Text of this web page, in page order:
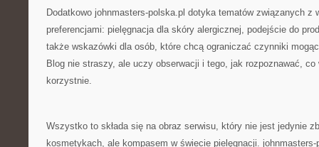
Dodatkowo johnmasters-polska.pl dotyka tematów związanych z
preferencjami: pielęgnacja dla skóry alergicznej, podejście do
także wskazówki dla osób, które chcą ograniczać czynniki
Blog nie straszy, ale uczy obserwacji i tego, jak rozpoznawać, co
korzystnie.
Wszystko to składa się na obraz serwisu, który nie jest jedynie
kosmetykach, ale kompasem w świecie pielęgnacji.